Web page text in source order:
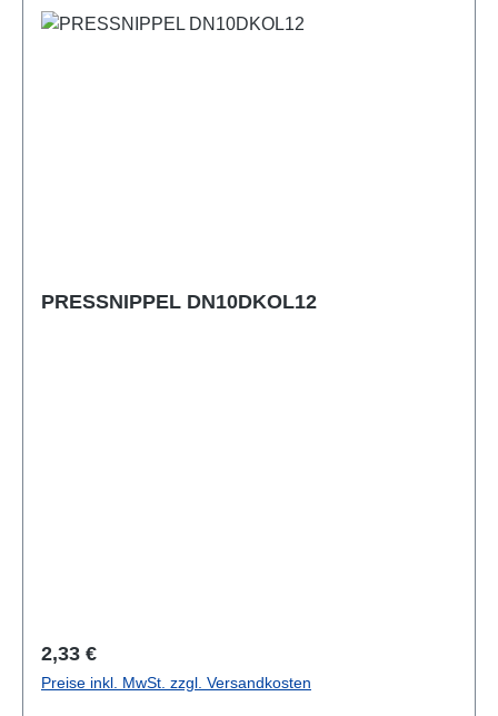
PRESSNIPPEL DN10DKOL12
Regulärer Preis:
2,33 €
Preise inkl. MwSt. zzgl. Versandkosten